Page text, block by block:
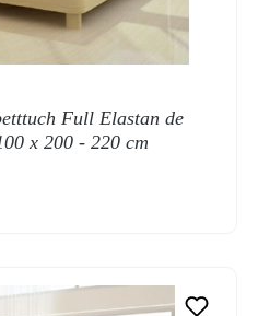
Full Elastan de
x 200 - 220 cm